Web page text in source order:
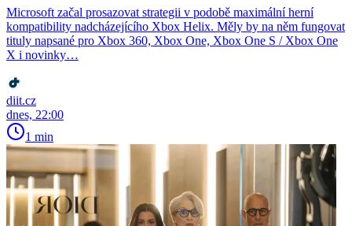
Microsoft začal prosazovat strategii v podobě maximální herní
kompatibility nadcházejícího Xbox Helix. Měly by na něm fungovat
tituly napsané pro Xbox 360, Xbox One, Xbox One S / Xbox One
X i novinky…
diit.cz
dnes, 22:00
1 min